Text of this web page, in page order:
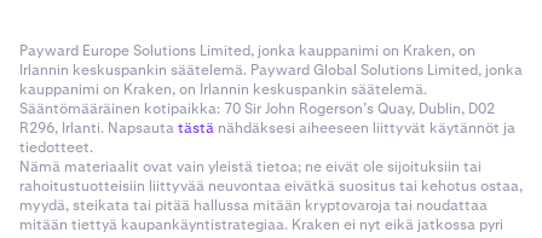
Payward Europe Solutions Limited, jonka kauppanimi on Kraken, on
Irlannin keskuspankin säätelemä. Payward Global Solutions Limited, jonka
kauppanimi on Kraken, on Irlannin keskuspankin säätelemä.
Sääntömääräinen kotipaikka: 70 Sir John Rogerson’s Quay, Dublin, D02
R296, Irlanti. Napsautatästä nähdäksesi aiheeseen liittyvät käytännöt ja
tiedotteet.
Nämä materiaalit ovat vain yleistä tietoa; ne eivät ole sijoituksiin tai
rahoitustuotteisiin liittyvää neuvontaa eivätkä suositus tai kehotus ostaa,
myydä, steikata tai pitää hallussa mitään kryptovaroja tai noudattaa
mitään tiettyä kaupankäyntistrategiaa. Kraken ei nyt eikä jatkossa pyri